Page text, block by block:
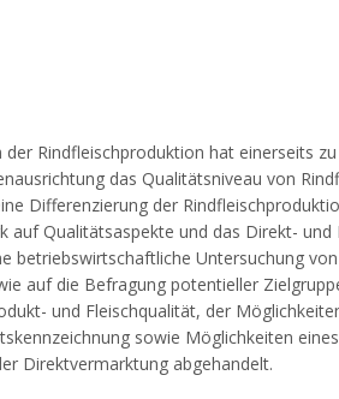
Rindfleischproduktion hat einerseits
das Qualitätsniveau von
Differenzierung der
auf Qualitätsaspekte und das Direkt- und
betriebswirtschaftliche Untersuchung
auf die Befragung potentieller
und Fleischqualität, der
sowie Möglichkeiten
Direktvermarktung abgehandelt.